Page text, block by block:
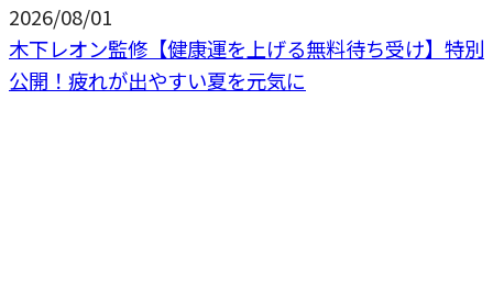
2026/08/01
木下レオン監修【健康運を上げる無料待ち受け】特別
公開！疲れが出やすい夏を元気に